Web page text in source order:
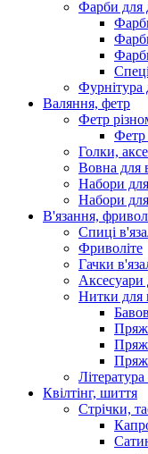
Фарби для
Фурнітура
Валяння, фетр
Фетр
Фетр
Голки,
Вовна для
Набори
Набори
В'язання,
Спиці
Фриволіте
Гачки
Аксесуари
Нитки для
Квілтінг, шиття
Стрічки,